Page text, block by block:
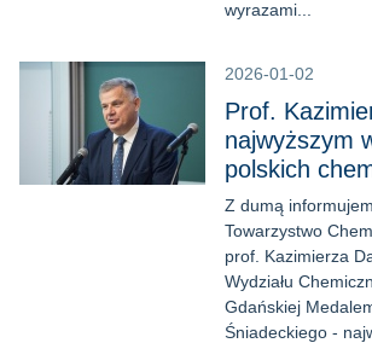
wyrazami...
2026-01-02
Prof.
najwyższym
polskich
Z dumą
Towarzystwo
prof. Kazimierza
Wydziału
Gdańskiej
Śniadeckiego -